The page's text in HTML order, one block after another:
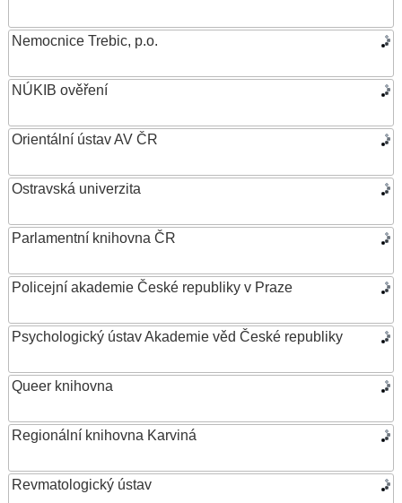
Nemocnice Trebic, p.o.
NÚKIB ověření
Orientální ústav AV ČR
Ostravská univerzita
Parlamentní knihovna ČR
Policejní akademie České republiky v Praze
Psychologický ústav Akademie věd České republiky
Queer knihovna
Regionální knihovna Karviná
Revmatologický ústav